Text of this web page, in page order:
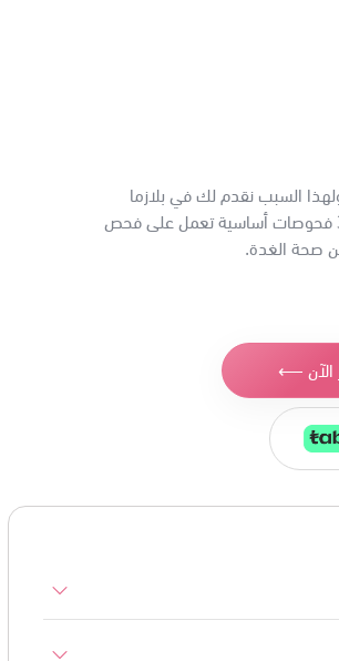
السبب نقدم لك في بلازما
باقة تحاليل الغدة الدرقية، والتي تشمل على 3 فحوصات أساسية تعمل على فحص
صحة الغدة.
الآن ⟵